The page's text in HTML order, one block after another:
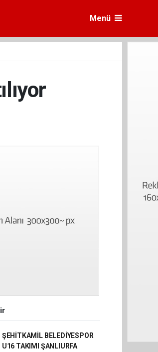
Menü
ŞEHİTKAMİL BELEDİYESPOR
U16 TAKIMI ŞANLIURFA